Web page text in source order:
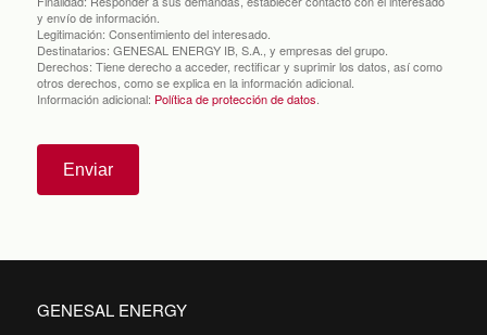
y envío de información.
Legitimación: Consentimiento del interesado.
Destinatarios: GENESAL ENERGY IB, S.A., y empresas del grupo.
Derechos: Tiene derecho a acceder, rectificar y suprimir los datos, así como
otros derechos, como se explica en la información adicional.
Información adicional: Política de protección de datos
Enviar
GENESAL ENERGY